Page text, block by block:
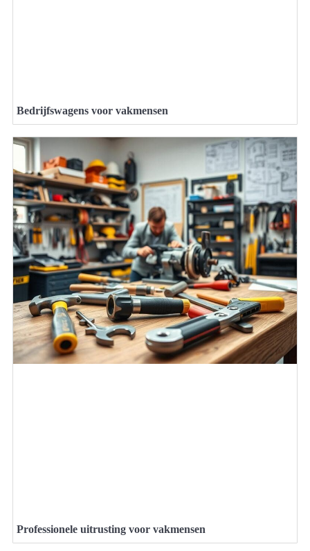
Bedrijfswagens voor vakmensen
Professionele uitrusting voor vakmensen